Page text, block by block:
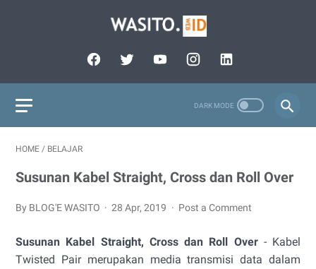
HOME / BELAJAR
Susunan Kabel Straight, Cross dan Roll Over
By BLOG'E WASITO 28 Apr, 2019 Post a Comment
Susunan Kabel Straight, Cross dan Roll Over- Kabel
Twisted Pair merupakan media transmisi data dalam